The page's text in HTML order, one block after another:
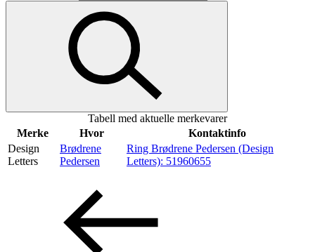
Mat og drikke
Taket på Kvadrat
Aktiviteter
Inspirasjon
Åpningstider
Tabell med aktuelle merkevarer
Merke
Hvor
Kontaktinfo
Design
Letters
Brødrene
Pedersen
Ring Brødrene Pedersen (Design
Letters): 51960655